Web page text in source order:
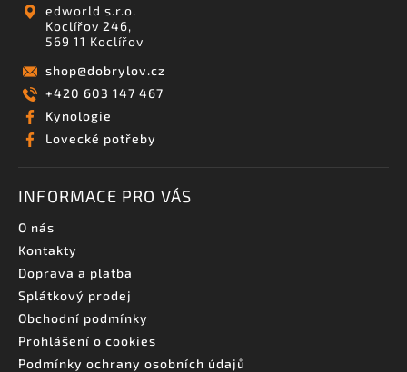
edworld s.r.o.
Koclířov 246,
569 11 Koclířov
shop@dobrylov.cz
+420 603 147 467
Kynologie
Lovecké potřeby
INFORMACE PRO VÁS
O nás
Kontakty
Doprava a platba
Splátkový prodej
Obchodní podmínky
Prohlášení o cookies
Podmínky ochrany osobních údajů